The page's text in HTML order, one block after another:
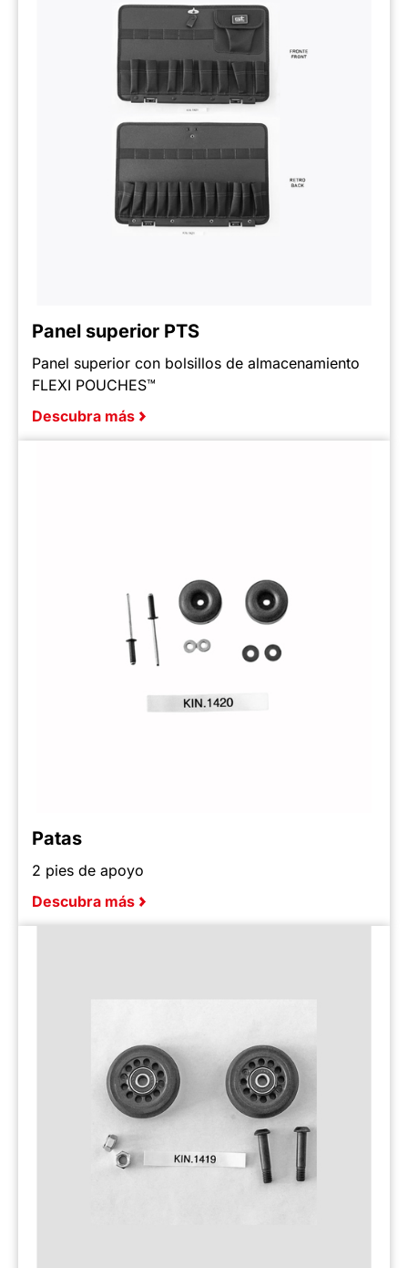
Panel superior PTS
Panel superior con bolsillos de almacenamiento
FLEXI POUCHES™
Descubra más
Patas
2 pies de apoyo
Descubra más